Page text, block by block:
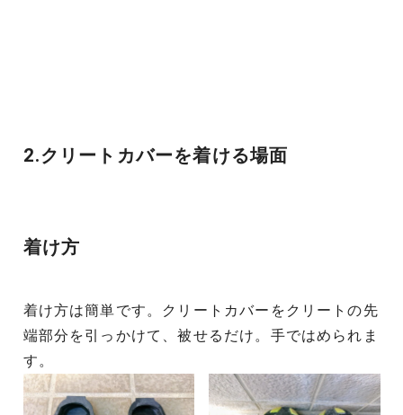
2.クリートカバーを着ける場面
着け方
着け方は簡単です。クリートカバーをクリートの先
端部分を引っかけて、被せるだけ。手ではめられま
す。